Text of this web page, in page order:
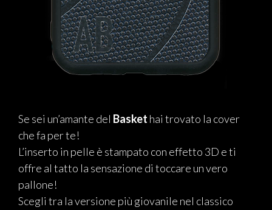
Se sei un’amante del Basket hai trovato la cover
che fa per te!
L’inserto in pelle è stampato con effetto 3D e ti
offre al tatto la sensazione di toccare un vero
pallone!
Scegli tra la versione più giovanile nel classico